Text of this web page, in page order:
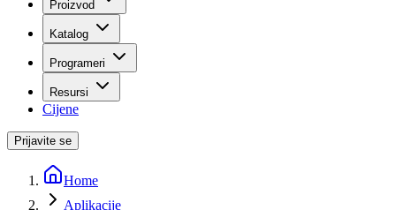
Proizvod
Katalog
Programeri
Resursi
Cijene
Prijavite se
Home
Aplikacije